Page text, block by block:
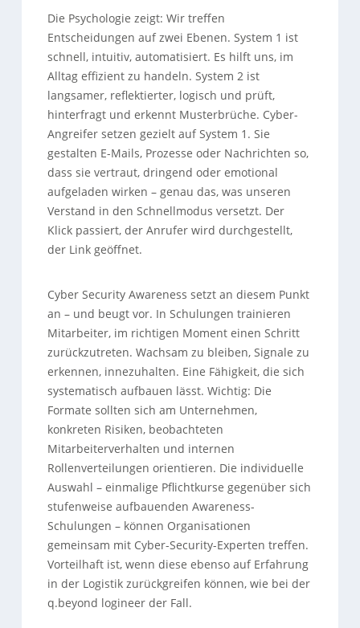
Die Psychologie zeigt: Wir treffen
Entscheidungen auf zwei Ebenen. System 1 ist
schnell, intuitiv, automatisiert. Es hilft uns, im
Alltag effizient zu handeln. System 2 ist
langsamer, reflektierter, logisch und prüft,
hinterfragt und erkennt Musterbrüche. Cyber-
Angreifer setzen gezielt auf System 1. Sie
gestalten E-Mails, Prozesse oder Nachrichten so,
dass sie vertraut, dringend oder emotional
aufgeladen wirken – genau das, was unseren
Verstand in den Schnellmodus versetzt. Der
Klick passiert, der Anrufer wird durchgestellt,
der Link geöffnet.
Cyber Security Awareness setzt an diesem Punkt
an – und beugt vor. In Schulungen trainieren
Mitarbeiter, im richtigen Moment einen Schritt
zurückzutreten. Wachsam zu bleiben, Signale zu
erkennen, innezuhalten. Eine Fähigkeit, die sich
systematisch aufbauen lässt. Wichtig: Die
Formate sollten sich am Unternehmen,
konkreten Risiken, beobachteten
Mitarbeiterverhalten und internen
Rollenverteilungen orientieren. Die individuelle
Auswahl – einmalige Pflichtkurse gegenüber sich
stufenweise aufbauenden Awareness-
Schulungen – können Organisationen
gemeinsam mit Cyber-Security-Experten treffen.
Vorteilhaft ist, wenn diese ebenso auf Erfahrung
in der Logistik zurückgreifen können, wie bei der
q.beyond logineer der Fall.